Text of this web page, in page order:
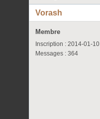
Vorash
Membre
Inscription : 2014-01-10
Messages : 364